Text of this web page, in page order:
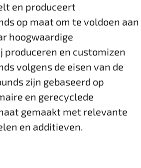
en produceert
op maat om te voldoen aan
hoogwaardige
produceren en customizen
volgens de eisen van de
zijn gebaseerd op
en gerecyclede
gemaakt met relevante
en additieven.